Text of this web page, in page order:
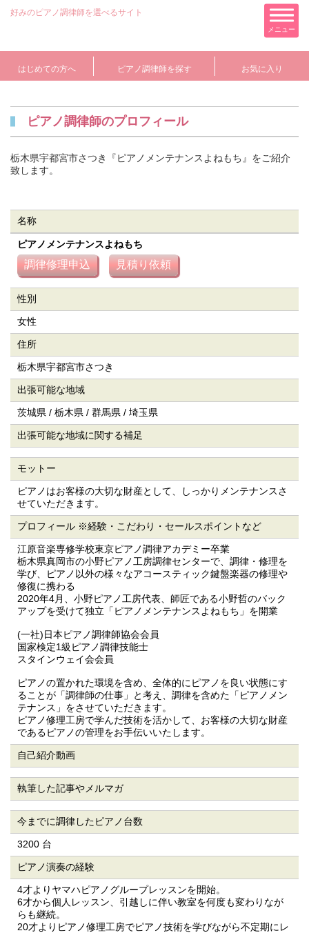
好みのピアノ調律師を選べるサイト
メニュー
はじめての方へ ピアノ調律師を探す お気に入り
ピアノ調律師のプロフィール
栃木県宇都宮市さつき『ピアノメンテナンスよねもち』をご紹介
致します。
名称
ピアノメンテナンスよねもち
性別
女性
住所
栃木県宇都宮市さつき
出張可能な地域
茨城県 / 栃木県 / 群馬県 / 埼玉県
出張可能な地域に関する補足
モットー
ピアノはお客様の大切な財産として、しっかりメンテナンスさ
せていただきます。
プロフィール ※経験・こだわり・ セールスポイントなど
江原音楽専修学校東京ピアノ調律アカデミー卒業
栃木県真岡市の小野ピアノ工房調律センターで、調律・修理を
学び、ピアノ以外の様々なアコースティック鍵盤楽器の修理や
修復に携わる
2020年4月、小野ピアノ工房代表、師匠である小野哲のバック
アップを受けて独立「ピアノメンテナンスよねもち」を開業
(一社)日本ピアノ調律師協会会員
国家検定1級ピアノ調律技能士
スタインウェイ会会員
ピアノの置かれた環境を含め、全体的にピアノを良い状態にす
ることが「調律師の仕事」と考え、調律を含めた「ピアノメン
テナンス」をさせていただきます。
ピアノ修理工房で学んだ技術を活かして、お客様の大切な財産
であるピアノの管理をお手伝いいたします。
自己紹介動画
執筆した記事やメルマガ
今までに調律したピアノ台数
3200 台
ピアノ演奏の経験
4才よりヤマハピアノグループレッスンを開始。
6才から個人レッスン、引越しに伴い教室を何度も変わりなが
らも継続。
20才よりピアノ修理工房でピアノ技術を学びながら不定期にレ